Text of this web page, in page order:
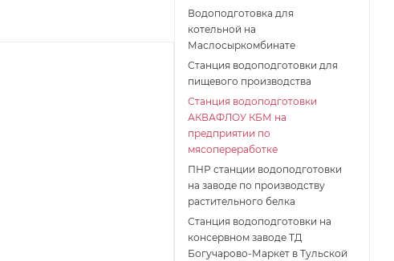
Водоподготовка для
котельной на
Маслосыркомбинате
Станция водоподготовки для
пищевого производства
Станция водоподготовки
АКВАФЛОУ КБМ на
предприятии по
мясопереработке
ПНР станции водоподготовки
на заводе по производству
растительного белка
Станция водоподготовки на
консервном заводе ТД
Богучарово-Маркет в Тульской